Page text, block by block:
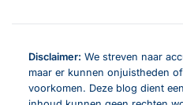
Disclaimer: We streven naar
maar er kunnen onjuistheden
voorkomen. Deze blog dient